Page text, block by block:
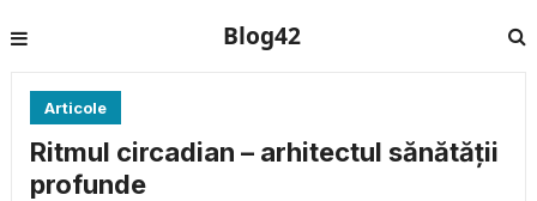
Blog42
Articole
Ritmul circadian – arhitectul sănătății
profunde